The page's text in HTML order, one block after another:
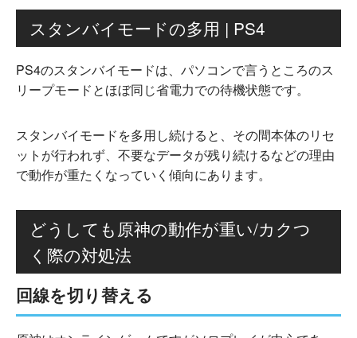
スタンバイモードの多用 | PS4
PS4のスタンバイモードは、パソコンで言うところのス
リープモードとほぼ同じ省電力での待機状態です。
スタンバイモードを多用し続けると、その間本体のリセ
ットが行われず、不要なデータが残り続けるなどの理由
で動作が重たくなっていく傾向にあります。
どうしても原神の動作が重い/カクつ
く際の対処法
回線を切り替える